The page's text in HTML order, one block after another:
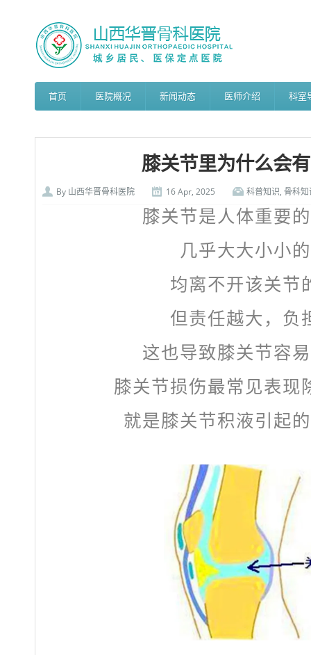
首页 医院概况 新闻动态 医师介绍 科室
膝关节里为什么会
By 山西华晋骨科医院 16 Apr, 2025 科普知识, 骨科知
膝关节是人体重要
几乎大大小小
均离不开该关节
但责任越大，负
这也导致膝关节容
膝关节损伤最常见表现
就是膝关节积液引起